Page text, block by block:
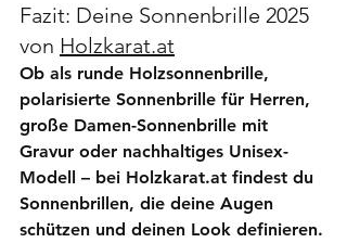
Fazit: Deine Sonnenbrille 2025
von Holzkarat.at
Ob als runde Holzsonnenbrille,
polarisierte Sonnenbrille für Herren,
große Damen-Sonnenbrille mit
Gravur oder nachhaltiges Unisex-
Modell – bei Holzkarat.at findest du
Sonnenbrillen, die deine Augen
schützen und deinen Look definieren.